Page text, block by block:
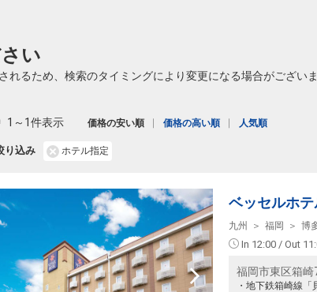
い
れるため、検索のタイミングにより変更になる場合がござい
り込み ホテル指定
1～1件表示 価格の安い順 価格の高い順 人気順
ベッセルホ
九州 福岡 博
In 12:00 / Out
福岡市東区箱
・地下鉄箱崎線